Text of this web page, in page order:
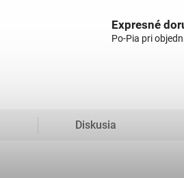
Expresné
Po-Pia pri
Diskusia